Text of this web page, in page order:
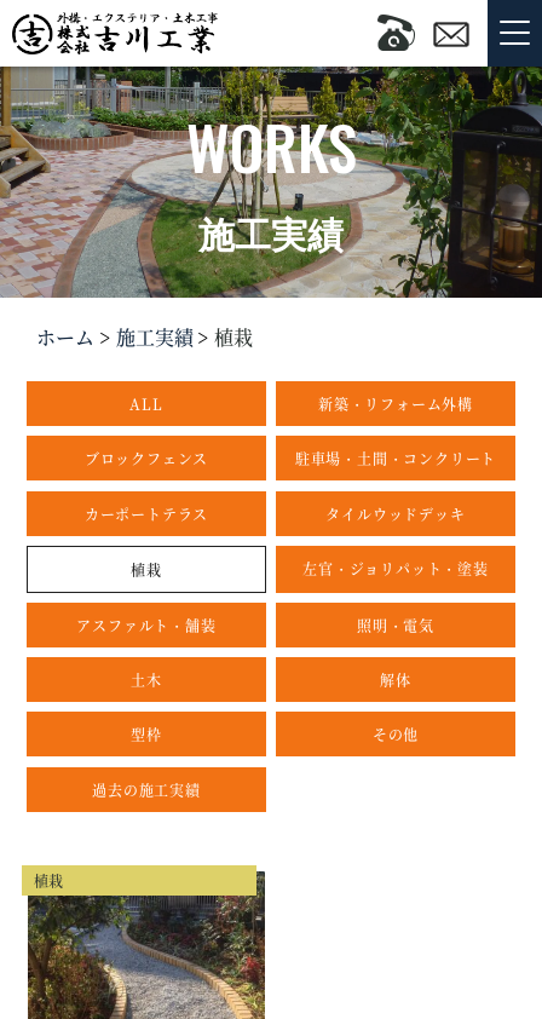
WORKS
施工実績
ホーム 施工実績 植栽
ALL 新築・リフォーム外構
ブロックフェンス 駐車場・土間・コンクリート
カーポートテラス タイルウッドデッキ
植栽 左官・ジョリパット・塗装
アスファルト・舗装 照明・電気
土木 解体
型枠 その他
過去の施工実績
植栽